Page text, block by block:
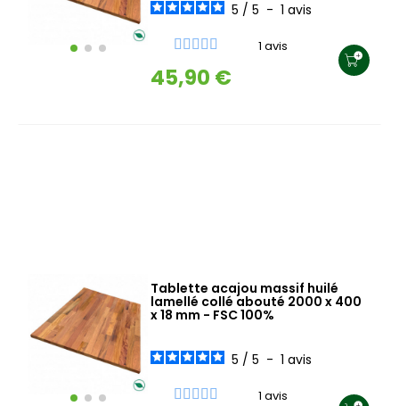
5 / 5 - 1 avis
1 avis
45,90 €
Tablette acajou massif huilé
lamellé collé abouté 2000 x 400
x 18 mm - FSC 100%
5 / 5 - 1 avis
1 avis